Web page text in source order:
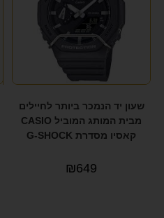
שעון יד הנמכר ביותר לחיילים
מבית המותג המוביל CASIO
קאסיו מסדרת G-SHOCK
₪649